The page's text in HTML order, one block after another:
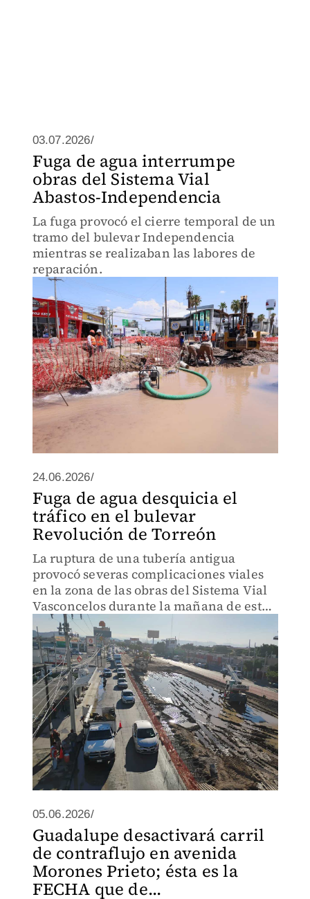
03.07.2026/
Fuga de agua interrumpe
obras del Sistema Vial
Abastos-Independencia
La fuga provocó el cierre temporal de un
tramo del bulevar Independencia
mientras se realizaban las labores de
reparación.
24.06.2026/
Fuga de agua desquicia el
tráfico en el bulevar
Revolución de Torreón
La ruptura de una tubería antigua
provocó severas complicaciones viales
en la zona de las obras del Sistema Vial
Vasconcelos durante la mañana de este
miércoles.
05.06.2026/
Guadalupe desactivará carril
de contraflujo en avenida
Morones Prieto; ésta es la
FECHA que de...